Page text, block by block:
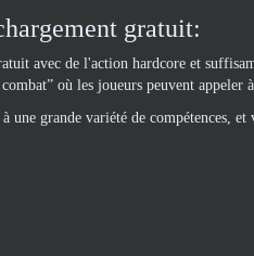
gratuit:
avec de l'action hardcore et
où les joueurs peuvent appeler
une grande variété de compétences,